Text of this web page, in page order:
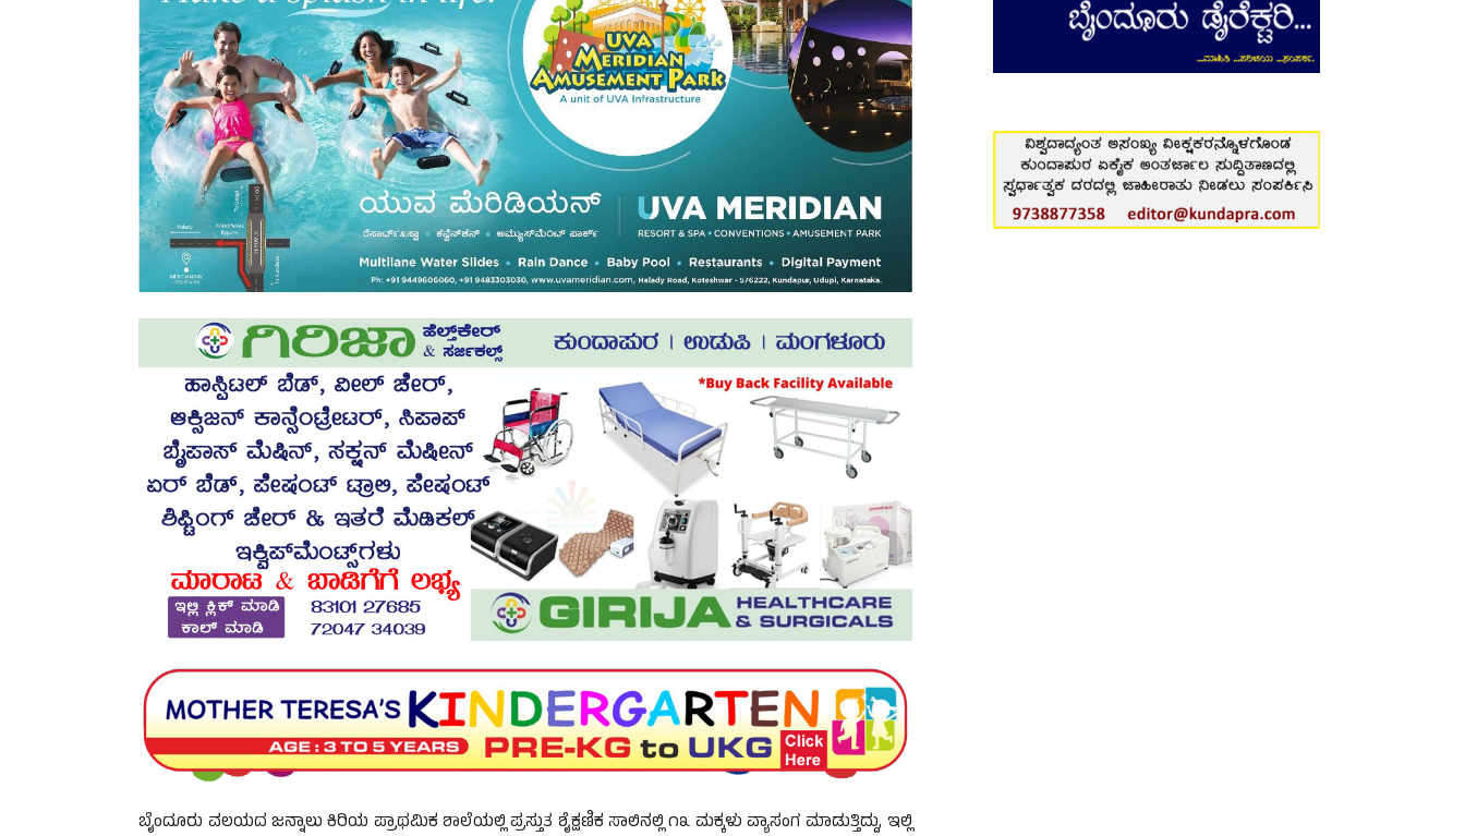
ಬೈಂದೂರು ವಲಯದ ಜನ್ನಾಲು ಕಿರಿಯ ಪ್ರಾಥಮಿಕ ಶಾಲೆಯಲ್ಲಿ ಪ್ರಸ್ತುತ ಶೈಕ್ಷಣಿಕ ಸಾಲಿನಲ್ಲಿ ೧೩ ಮಕ್ಕಳು ವ್ಯಾಸಂಗ ಮಾಡುತ್ತಿದ್ದು, ಇಲ್ಲಿ